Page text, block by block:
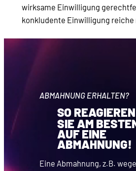
wirksame Einwilligung
konkludente Einwilligung reiche
ABMAHNUNG ERHALTEN?
SO REAGIEREN
SIE AM
AUF EINE
ABMAHNUNG!
Eine Abmahnung, z.B.